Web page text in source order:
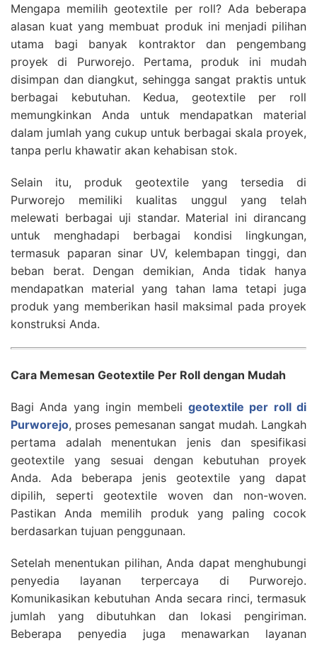
Mengapa memilih geotextile per roll? Ada beberapa
alasan kuat yang membuat produk ini menjadi pilihan
utama bagi banyak kontraktor dan pengembang
proyek di Purworejo. Pertama, produk ini mudah
disimpan dan diangkut, sehingga sangat praktis untuk
berbagai kebutuhan. Kedua, geotextile per roll
memungkinkan Anda untuk mendapatkan material
dalam jumlah yang cukup untuk berbagai skala proyek,
tanpa perlu khawatir akan kehabisan stok.
Selain itu, produk geotextile yang tersedia di
Purworejo memiliki kualitas unggul yang telah
melewati berbagai uji standar. Material ini dirancang
untuk menghadapi berbagai kondisi lingkungan,
termasuk paparan sinar UV, kelembapan tinggi, dan
beban berat. Dengan demikian, Anda tidak hanya
mendapatkan material yang tahan lama tetapi juga
produk yang memberikan hasil maksimal pada proyek
konstruksi Anda.
Cara Memesan Geotextile Per Roll dengan Mudah
Bagi Anda yang ingin membeli geotextile per roll di
Purworejo, proses pemesanan sangat mudah. Langkah
pertama adalah menentukan jenis dan spesifikasi
geotextile yang sesuai dengan kebutuhan proyek
Anda. Ada beberapa jenis geotextile yang dapat
dipilih, seperti geotextile woven dan non-woven.
Pastikan Anda memilih produk yang paling cocok
berdasarkan tujuan penggunaan.
Setelah menentukan pilihan, Anda dapat menghubungi
penyedia layanan terpercaya di Purworejo.
Komunikasikan kebutuhan Anda secara rinci, termasuk
jumlah yang dibutuhkan dan lokasi pengiriman.
Beberapa penyedia juga menawarkan layanan